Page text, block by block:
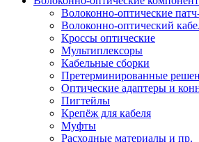
Волоконно-оптические
Волоконно-оптический
Кроссы оптические
Мультиплексоры
Кабельные сборки
Претерминированные
Оптические адаптеры и
Пигтейлы
Крепёж для кабеля
Муфты
Расходные материалы и пр.